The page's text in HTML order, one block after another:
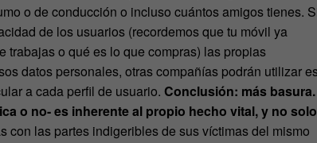
o de conducción o incluso cuántos amigos tienes.
de los usuarios (recordemos que tu móvil ya
trabajas o qué es lo que compras) las propias
datos personales, otras compañías podrán utilizar
a cada perfil de usuario. Conclusión: más basura.
o no- es inherente al propio hecho vital, y no solo
con las partes indigeribles de sus víctimas del mismo